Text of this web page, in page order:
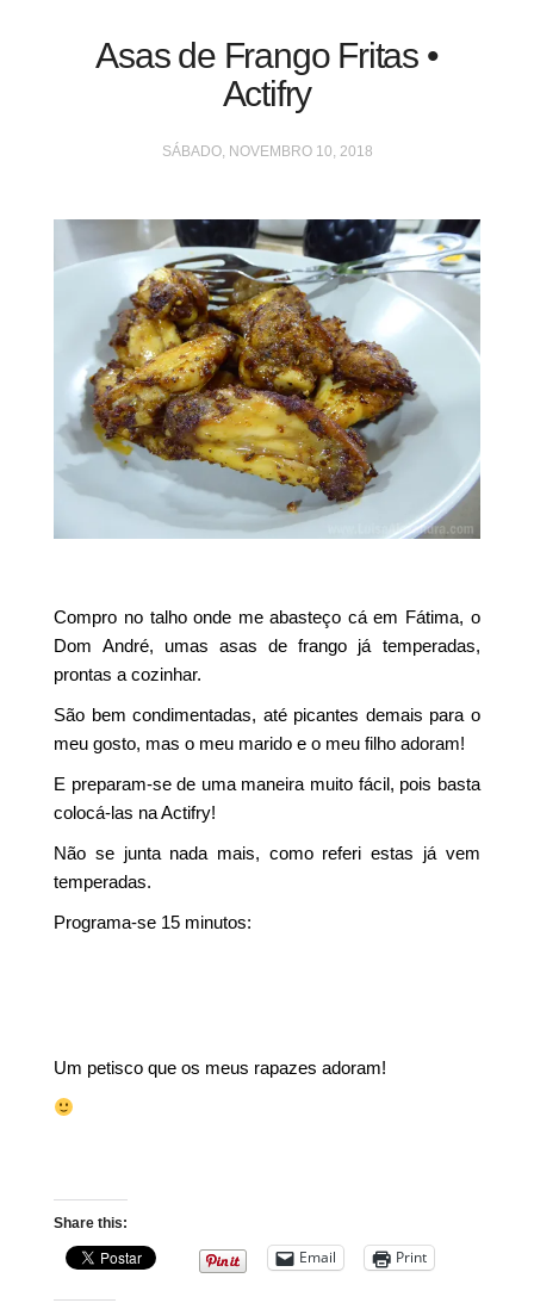
Asas de Frango Fritas •
Actifry
SÁBADO, NOVEMBRO 10, 2018
Compro no talho onde me abasteço cá em Fátima, o
Dom André, umas asas de frango já temperadas,
prontas a cozinhar.
São bem condimentadas, até picantes demais para o
meu gosto, mas o meu marido e o meu filho adoram!
E preparam-se de uma maneira muito fácil, pois basta
colocá-las na Actifry!
Não se junta nada mais, como referi estas já vem
temperadas.
Programa-se 15 minutos:
Um petisco que os meus rapazes adoram!
Share this:
Email Print